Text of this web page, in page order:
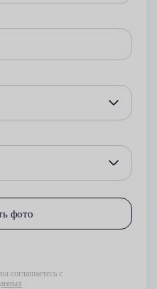
фото
соглашаетесь с